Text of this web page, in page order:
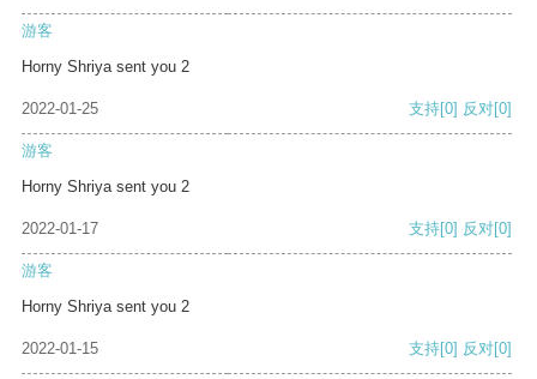
游客
Horny Shriya sent you 2
2022-01-25 支持[0] 反对[0]
游客
Horny Shriya sent you 2
2022-01-17 支持[0] 反对[0]
游客
Horny Shriya sent you 2
2022-01-15 支持[0] 反对[0]